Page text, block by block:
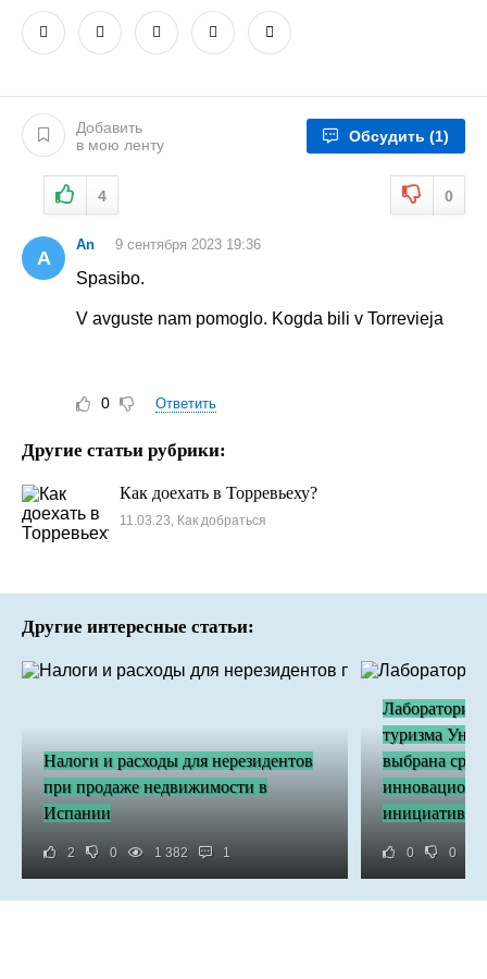
Добавить
в мою ленту
Обсудить (1)
4 0
A
An 9 сентября 2023 19:36
Spasibo.
V avguste nam pomoglo. Kogda bili v Torrevieja
0 Ответить
Другие статьи рубрики:
Как доехать в Торревьеху?
11.03.23, Как добраться
Другие интересные статьи:
Налоги и расходы для нерезидентов
при продаже недвижимости в
Испании
2 0 1 382 1
Лаборатория
туризма
выбрана
инициатив
0 0